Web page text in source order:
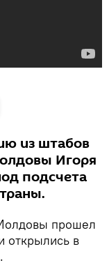
из штабов
Игоря
подсчета
прошел
открылись в